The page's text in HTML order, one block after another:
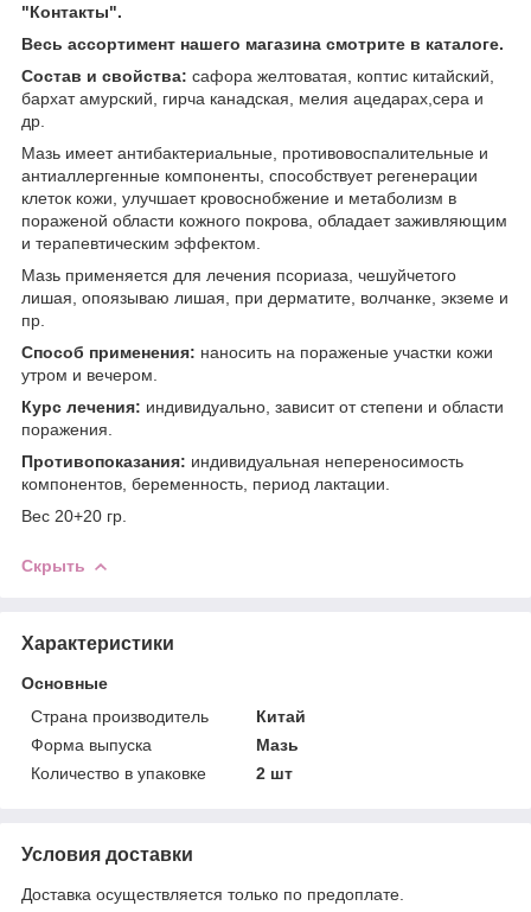
"Контакты".
Весь ассортимент нашего магазина смотрите в каталоге.
Состав и свойства: сафора желтоватая, коптис китайский,
бархат амурский, гирча канадская, мелия ацедарах,сера и
др.
Мазь имеет антибактериальные, противовоспалительные и
антиаллергенные компоненты, способствует регенерации
клеток кожи, улучшает кровоснобжение и метаболизм в
пораженой области кожного покрова, обладает заживляющим
и терапевтическим эффектом.
Мазь применяется для лечения псориаза, чешуйчетого
лишая, опоязываю лишая, при дерматите, волчанке, экземе и
пр.
Способ применения: наносить на пораженые участки кожи
утром и вечером.
Курс лечения: индивидуально, зависит от степени и области
поражения.
Противопоказания: индивидуальная непереносимость
компонентов, беременность, период лактации.
Вес 20+20 гр.
Скрыть
Характеристики
Основные
Страна производитель
Китай
Форма выпуска
Мазь
Количество в упаковке
2 шт
Условия доставки
Доставка осуществляется только по предоплате.